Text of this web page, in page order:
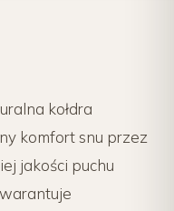
kołdra
komfort snu przez
jakości puchu